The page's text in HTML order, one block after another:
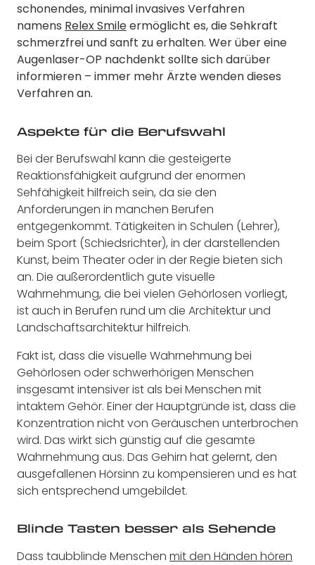
schonendes, minimal invasives Verfahren
namens Relex Smile ermöglicht es, die Sehkraft
schmerzfrei und sanft zu erhalten. Wer über eine
Augenlaser-OP nachdenkt sollte sich darüber
informieren – immer mehr Ärzte wenden dieses
Verfahren an.
Aspekte für die Berufswahl
Bei der Berufswahl kann die gesteigerte
Reaktionsfähigkeit aufgrund der enormen
Sehfähigkeit hilfreich sein, da sie den
Anforderungen in manchen Berufen
entgegenkommt. Tätigkeiten in Schulen (Lehrer),
beim Sport (Schiedsrichter), in der darstellenden
Kunst, beim Theater oder in der Regie bieten sich
an. Die außerordentlich gute visuelle
Wahrnehmung, die bei vielen Gehörlosen vorliegt,
ist auch in Berufen rund um die Architektur und
Landschaftsarchitektur hilfreich.
Fakt ist, dass die visuelle Wahrnehmung bei
Gehörlosen oder schwerhörigen Menschen
insgesamt intensiver ist als bei Menschen mit
intaktem Gehör. Einer der Hauptgründe ist, dass die
Konzentration nicht von Geräuschen unterbrochen
wird. Das wirkt sich günstig auf die gesamte
Wahrnehmung aus. Das Gehirn hat gelernt, den
ausgefallenen Hörsinn zu kompensieren und es hat
sich entsprechend umgebildet.
Blinde Tasten besser als Sehende
Dass taubblinde Menschen mit den Händen hören